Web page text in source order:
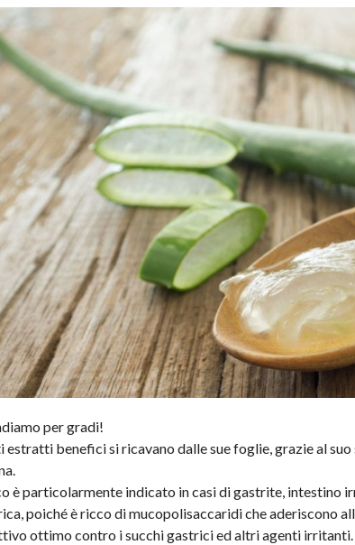
per gradi!
estratti benefici si ricavano dalle sue foglie, grazie al
è particolarmente indicato in casi di gastrite, intestino
poiché è ricco di mucopolisaccaridi che aderiscono
ottimo contro i succhi gastrici ed altri agenti irritanti.